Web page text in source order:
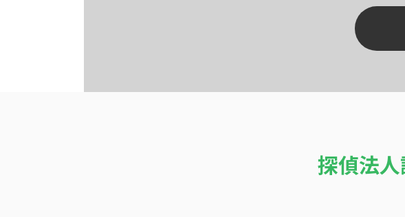
探偵法